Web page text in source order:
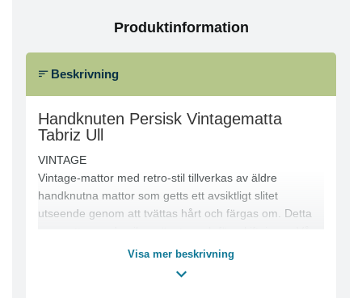
Produktinformation
Beskrivning
Handknuten Persisk Vintagematta
Tabriz Ull
VINTAGE
Vintage-mattor med retro-stil tillverkas av äldre
handknutna mattor som getts ett avsiktligt slitet
utseende genom att tvättas hårt och färgas om. Detta
vintage-mattor är inköpta på den iranska landsbyggden
Visa mer beskrivning